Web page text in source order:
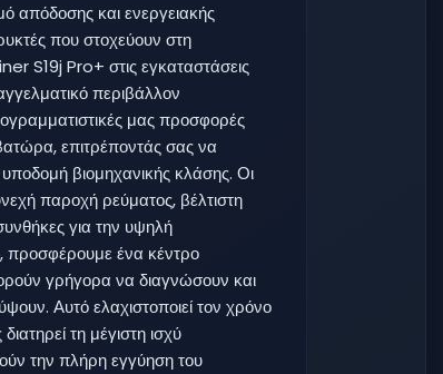
απόδοσης και ενεργειακής
που στοχεύουν στη
S19j Pro+ στις εγκαταστάσεις
περιβάλλον
μας προσφορές
επιτρέποντάς σας να
βιομηχανικής κλάσης. Οι
παροχή ρεύματος, βέλτιστη
για την υψηλή
προσφέρουμε ένα κέντρο
γρήγορα να διαγνώσουν και
Αυτό ελαχιστοποιεί τον χρόνο
τη μέγιστη ισχύ
την πλήρη εγγύηση του